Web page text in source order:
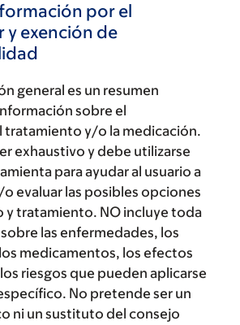
por el
y exención de
general es un resumen
sobre el
tratamiento y/o la medicación.
exhaustivo y debe utilizarse
para ayudar al usuario a
evaluar las posibles opciones
y tratamiento. NO incluye toda
las enfermedades, los
medicamentos, los efectos
riesgos que pueden aplicarse
No pretende ser un
ni un sustituto del consejo